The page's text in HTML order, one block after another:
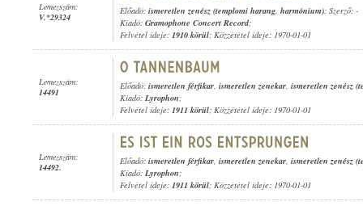
Lemezszám:
V.*29324
Előadó: ismeretlen zenész (templomi harang, harmónium); Szerző: -
Kiadó: Gramophone Concert Record;
Felvétel ideje: 1910 körül; Közzététel ideje: 1970-01-01
Lemezszám:
14491
Előadó: ismeretlen férfikar, ismeretlen zenekar, ismeretlen zenész
Kiadó: Lyrophon;
Felvétel ideje: 1911 körül; Közzététel ideje: 1970-01-01
Lemezszám:
14492.
Előadó: ismeretlen férfikar, ismeretlen zenekar, ismeretlen zenész
Kiadó: Lyrophon;
Felvétel ideje: 1911 körül; Közzététel ideje: 1970-01-01